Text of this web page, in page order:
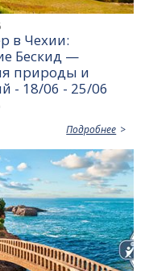
в Чехии:
Бескид —
природы и
- 18/06 - 25/06
Подробнее